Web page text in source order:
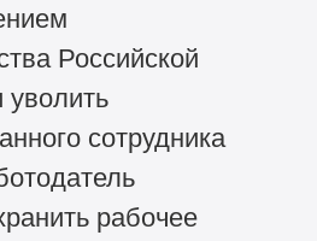
Российской
сотрудника
рабочее